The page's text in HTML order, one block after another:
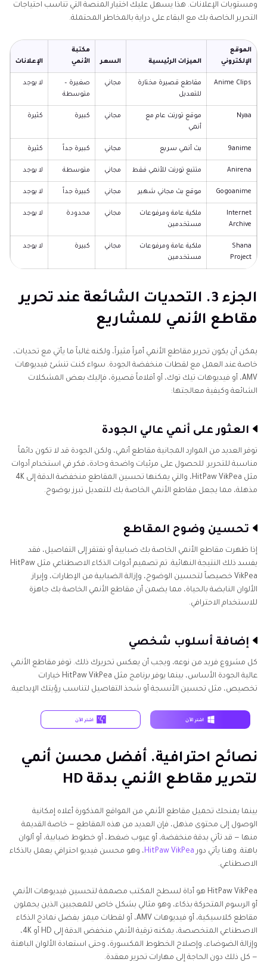
ومستويات الإعلانات. هذا يسهل عليك اختيار المنصة التي تناسب احتياجات
التحرير الخاصة بك مع البقاء على دراية بالمخاطر المحتملة.
الموقع
الإلكتروني
الميزات الرئيسية السعر
مكتبة
الأنمي
الإعلانات
Anime Clips
مقاطع قصيرة مختارة
للتعديل
مجاني
صغيرة –
متوسطة
لا يوجد
Nyaa
موقع تورنت عام مع
أنمي
مجاني كبيرة كثيرة
9anime بث أنمي سريع مجاني كبيرة جداً كثيرة
Anirena متتبع تورنت للأنمي فقط مجاني متوسطة لا يوجد
Gogoanime موقع بث مجاني شهير مجاني كبيرة جداً لا يوجد
Internet
Archive
ملكية عامة ومرفوعات
مستخدمين
مجاني محدودة لا يوجد
Shana
Project
ملكية عامة ومرفوعات
مستخدمين
مجاني كبيرة لا يوجد
الجزء 3. التحديات الشائعة عند تحرير
مقاطع الأنمي للمشاريع
يمكن أن يكون تحرير مقاطع الأنمي أمراً مثيراً، ولكنه غالباً ما يأتي مع تحديات،
خاصة عند العمل مع لقطات منخفضة الجودة. سواء كنت تنشئ فيديوهات
AMV، أو فيديوهات تيك توك، أو أفلاماً قصيرة، فإليك بعض المشكلات
الشائعة وكيفية معالجتها:
العثور على أنمي عالي الجودة
توفر العديد من الموارد المجانية مقاطع أنمي، ولكن الجودة قد لا تكون دائماً
مناسبة للتحرير. للحصول على مرئيات واضحة وحادة، فكر في استخدام أدوات
مثل HitPaw VikPea، والتي يمكنها تحسين المقاطع منخفضة الدقة إلى 4K
مذهلة، مما يجعل مقاطع الأنمي الخاصة بك للتعديل تبرز بوضوح.
تحسين وضوح المقاطع
إذا ظهرت مقاطع الأنمي الخاصة بك ضبابية أو تفتقر إلى التفاصيل، فقد
يفسد ذلك النتيجة النهائية. تم تصميم أدوات الذكاء الاصطناعي مثل HitPaw
VikPea خصيصاً لتحسين الوضوح، وإزالة الضبابية من الإطارات، وإبراز
الألوان النابضة بالحياة، مما يضمن أن مقاطع الأنمي الخاصة بك جاهزة
للاستخدام الاحترافي.
إضافة أسلوب شخصي
كل مشروع فريد من نوعه، ويجب أن يعكس تحريرك ذلك. توفر مقاطع الأنمي
عالية الجودة الأساس، بينما يوفر برنامج مثل HitPaw VikPea خيارات
تخصيص، مثل تحسين الأنسجة أو شحذ التفاصيل لتناسب رؤيتك الإبداعية.
نصائح احترافية. أفضل محسن أنمي
لتحرير مقاطع الأنمي بدقة HD
بينما يمنحك تحميل مقاطع الأنمي من المواقع المذكورة أعلاه إمكانية
الوصول إلى محتوى مذهل، فإن العديد من هذه المقاطع — خاصة القديمة
منها — قد تأتي بدقة منخفضة، أو عيوب ضغط، أو خطوط ضبابية، أو ألوان
باهتة. وهنا يأتي دور HitPaw VikPea، وهو محسن فيديو احترافي يعمل بالذكاء
الاصطناعي.
HitPaw VikPea هو أداة لسطح المكتب مصممة لتحسين فيديوهات الأنمي
أو الرسوم المتحركة بذكاء، وهو مثالي بشكل خاص للمعجبين الذين يحملون
مقاطع كلاسيكية، أو فيديوهات AMV، أو لقطات ميمز. بفضل نماذج الذكاء
الاصطناعي المتخصصة، يمكنه ترقية الأنمي منخفض الدقة إلى HD أو 4K،
وإزالة الضوضاء، وإصلاح الخطوط المكسورة، وحتى استعادة الألوان الباهتة
— كل ذلك دون الحاجة إلى مهارات تحرير معقدة.